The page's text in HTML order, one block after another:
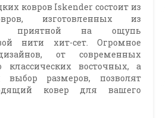
ковров Iskender состоит из
изготовленных из
приятной на ощупь
нити хит-сет. Огромное
от современных
классических восточных, а
выбор размеров, позволят
ковер для вашего